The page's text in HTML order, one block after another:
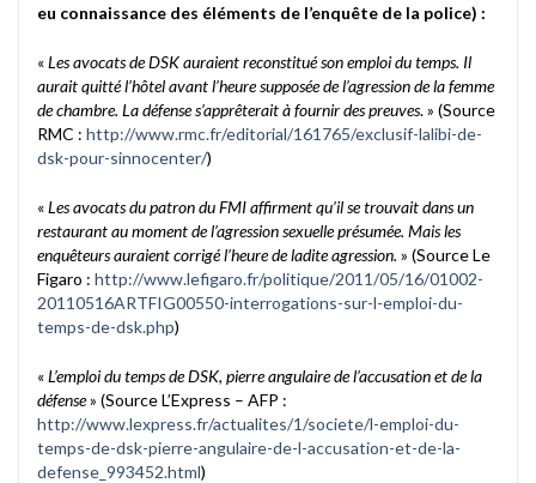
eu connaissance des éléments de l’enquête de la police) :
«Les avocats de DSK auraient reconstitué son emploi du temps. Il
aurait quitté l’hôtel avant l’heure supposée de l’agression de la femme
de chambre. La défense s’apprêterait à fournir des preuves. » (Source
RMC : http://www.rmc.fr/editorial/161765/exclusif-lalibi-de-
dsk-pour-sinnocenter/)
«Les avocats du patron du FMI affirment qu’il se trouvait dans un
restaurant au moment de l’agression sexuelle présumée. Mais les
enquêteurs auraient corrigé l’heure de ladite agression. » (Source Le
Figaro : http://www.lefigaro.fr/politique/2011/05/16/01002-
20110516ARTFIG00550-interrogations-sur-l-emploi-du-
temps-de-dsk.php)
«L’emploi du temps de DSK, pierre angulaire de l’accusation et de la
défense» (Source L’Express – AFP :
http://www.lexpress.fr/actualites/1/societe/l-emploi-du-
temps-de-dsk-pierre-angulaire-de-l-accusation-et-de-la-
defense_993452.html)